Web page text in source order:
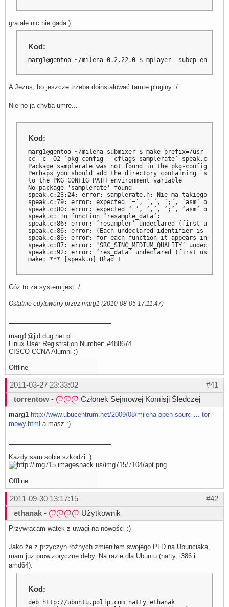
gra ale nic nie gada:)
Kod:
marg1@gentoo ~/milena-0.2.22.0 $ mplayer -subcp
A Jezus, bo jeszcze trzeba doinstalować tamte pluginy :/
Nie no ja chyba umrę...
Kod:
marg1@gentoo ~/milena_submixer $ make prefix=/usr
cc -c -O2 `pkg-config --cflags samplerate` speak.c
Package samplerate was not found in the pkg-config
Perhaps you should add the directory containing
to the PKG_CONFIG_PATH environment variable
No package 'samplerate' found
speak.c:23:24: error: samplerate.h: Nie ma takiego
speak.c:79: error: expected ‘=’, ‘,’, ‘;’, ‘asm’ or
speak.c:80: error: expected ‘=’, ‘,’, ‘;’, ‘asm’ or
speak.c: In function ‘resample_data’:
speak.c:86: error: ‘resampler’ undeclared (first use
speak.c:86: error: (Each undeclared identifier is
speak.c:86: error: for each function it appears in.)
speak.c:87: error: ‘SRC_SINC_MEDIUM_QUALITY’
speak.c:92: error: ‘res_data’ undeclared (first use in
make: *** [speak.o] Błąd 1
Cóż to za system jest :/
Ostatnio edytowany przez marg1 (2010-08-05 17:11:47)
marg1@jid.dug.net.pl
Linux User Registration Number: #488674
CISCO CCNA Alumni :)
Offline
#41
2011-03-27 23:33:02
torrentow - Członek Sejmowej Komisji Śledczej
marg1 http://www.ubucentrum.net/2009/08/milena-open-sourc … tor-
mowy.html a masz :)
Każdy sam sobie szkodzi :)
Offline
#42
2011-09-30 13:17:15
ethanak - Użytkownik
Przywracam wątek z uwagi na nowości :)
Jako że z przyczyn różnych zmieniłem swojego PLD na Ubunciaka,
mam już prowizoryczne deby. Na razie dla Ubuntu (natty, i386 i
amd64):
Kod:
deb http://ubuntu.polip.com natty ethanak